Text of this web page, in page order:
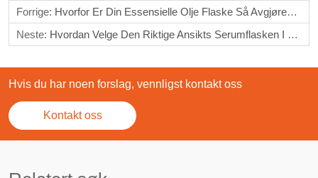
Forrige: Hvorfor Er Din Essensielle Olje Flaske Så Avgjørende
Neste: Hvordan Velge Den Riktige Ansikts Serumflasken I Din Daglige Rutine
Hvis du har noen forslag, vennligst kontakt oss
Kontakt oss